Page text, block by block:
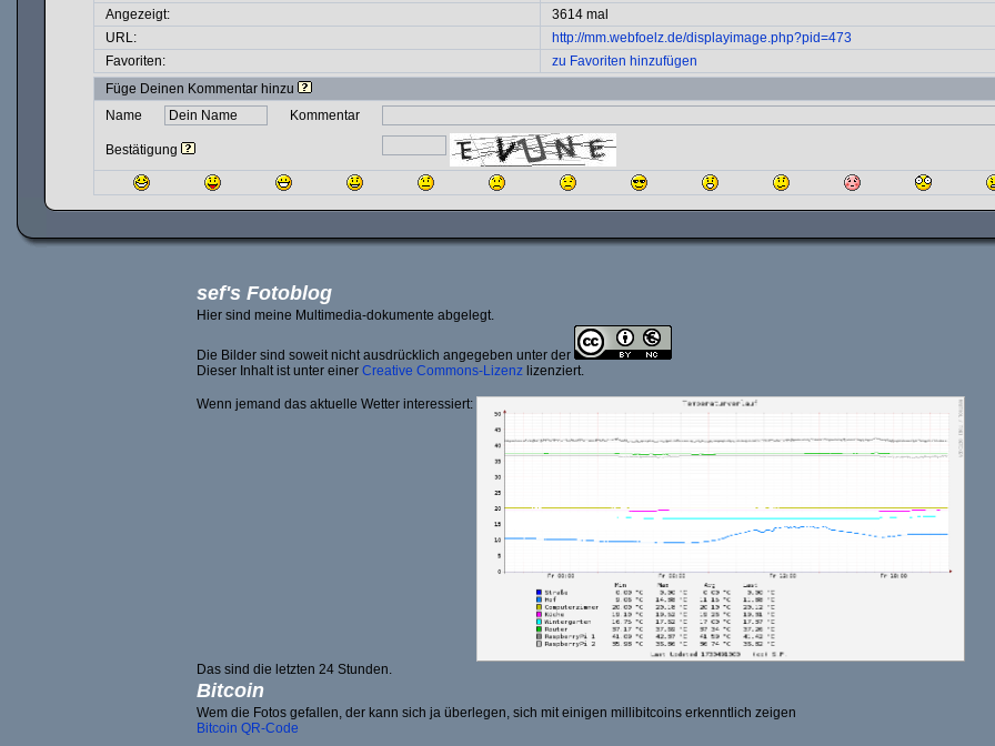
Angezeigt:
3614 mal
URL:
http://mm.webfoelz.de/displayimage.php?pid=473
Favoriten:
zu Favoriten hinzufügen
Füge Deinen Kommentar hinzu
Name
Kommentar
Bestätigung
sef's Fotoblog
Hier sind meine Multimedia-dokumente abgelegt.
Die Bilder sind soweit nicht ausdrücklich angegeben unter der
Dieser Inhalt ist unter einer Creative Commons-Lizenz lizenziert.
Wenn jemand das aktuelle Wetter interessiert:
Das sind die letzten 24 Stunden.
Bitcoin
Wem die Fotos gefallen, der kann sich ja überlegen, sich mit einigen millibitcoins erkenntlich zeigen
Bitcoin QR-Code